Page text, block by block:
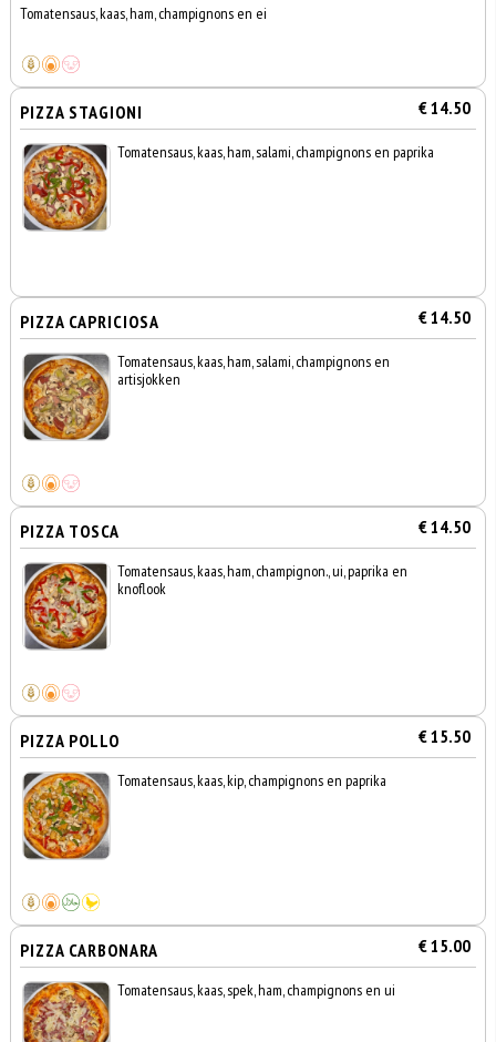
Tomatensaus, kaas, ham, champignons en ei
PIZZA STAGIONI € 14.50
Tomatensaus, kaas, ham, salami, champignons en paprika
PIZZA CAPRICIOSA € 14.50
Tomatensaus, kaas, ham, salami, champignons en
artisjokken
PIZZA TOSCA € 14.50
Tomatensaus, kaas, ham, champignon., ui, paprika en
knoflook
PIZZA POLLO € 15.50
Tomatensaus, kaas, kip, champignons en paprika
PIZZA CARBONARA € 15.00
Tomatensaus, kaas, spek, ham, champignons en ui